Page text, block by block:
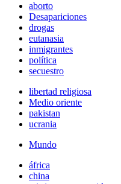
aborto
Desapariciones
drogas
eutanasia
inmigrantes
política
secuestro
libertad religiosa
Medio oriente
pakistan
ucrania
Mundo
áfrica
china